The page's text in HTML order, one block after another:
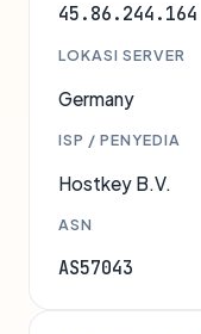
45.86.244.164
LOKASI SERVER
Germany
ISP / PENYEDIA
Hostkey B.V.
ASN
AS57043